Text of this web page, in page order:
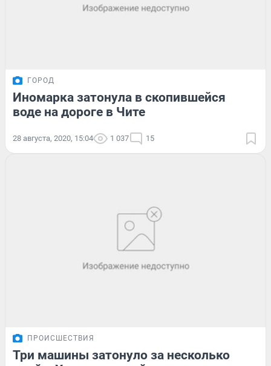
ГОРОД
Иномарка затонула в скопившейся
воде на дороге в Чите
28 августа, 2020, 15:04 1 037 15
ПРОИСШЕСТВИЯ
Три машины затонуло за несколько